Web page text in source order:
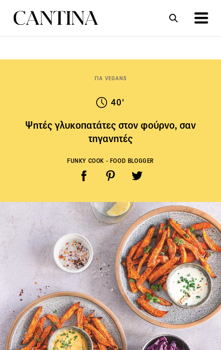
ΓΙΑ VEGANS
40'
Ψητές γλυκοπατάτες στον φούρνο, σαν
τηγανητές
FUNKY COOK - FOOD BLOGGER